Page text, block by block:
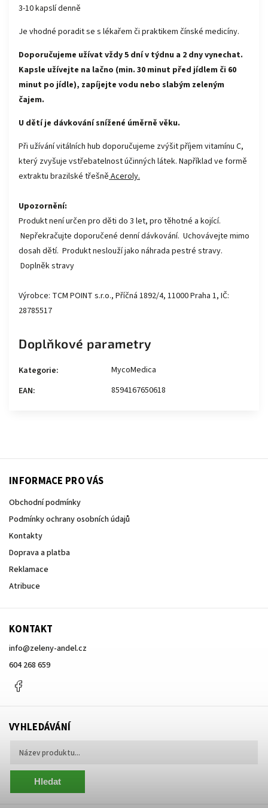
3-10 kapslí denně
Je vhodné poradit se s lékařem či praktikem čínské medicíny.
Doporučujeme užívat vždy 5 dní v týdnu a 2 dny vynechat.
Kapsle užívejte na lačno (min. 30 minut před jídlem či 60
minut po jídle), zapíjejte vodu nebo slabým zeleným
čajem.
U dětí je dávkování snížené úměrně věku.
Při užívání vitálních hub doporučujeme zvýšit příjem vitamínu C,
který zvyšuje vstřebatelnost účinných látek. Například ve formě
extraktu brazilské třešně Aceroly.
Upozornění:
Produkt není určen pro děti do 3 let, pro těhotné a kojící.
Nepřekračujte doporučené denní dávkování. Uchovávejte mimo
dosah dětí. Produkt neslouží jako náhrada pestré stravy.
Doplněk stravy
Výrobce: TCM POINT s.r.o., Příčná 1892/4, 11000 Praha 1, IČ:
28785517
Doplňkové parametry
Kategorie:
MycoMedica
EAN: 8594167650618
INFORMACE PRO VÁS
Obchodní podmínky
Podmínky ochrany osobních údajů
Kontakty
Doprava a platba
Reklamace
Atribuce
KONTAKT
info@zeleny-andel.cz
604 268 659
VYHLEDÁVÁNÍ
Hledat